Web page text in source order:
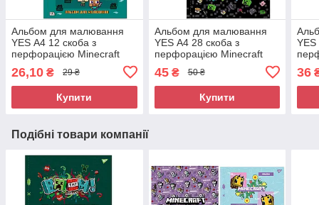
Альбом для малювання
YES А4 12 скоба з
перфорацією Minecraft
26,10 ₴ 29 ₴
Купити
Альбом для малювання
YES А4 28 скоба з
перфорацією Minecraft
45₴ 50 ₴
Купити
YES
36
Подібні товари компанії